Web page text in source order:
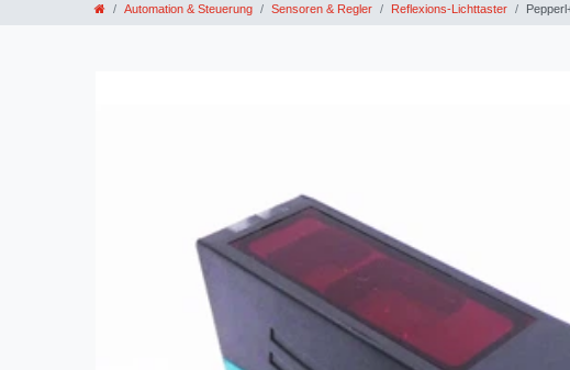
Automation & Steuerung Sensoren & Regler Reflexions-Lichttaster